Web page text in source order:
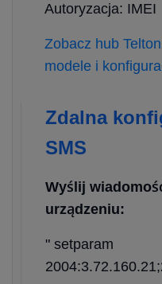
Autoryzacja: IMEI
Zobacz hub
modele i
Zdalna
SMS
Wyślij
urządzeniu:
" setparam